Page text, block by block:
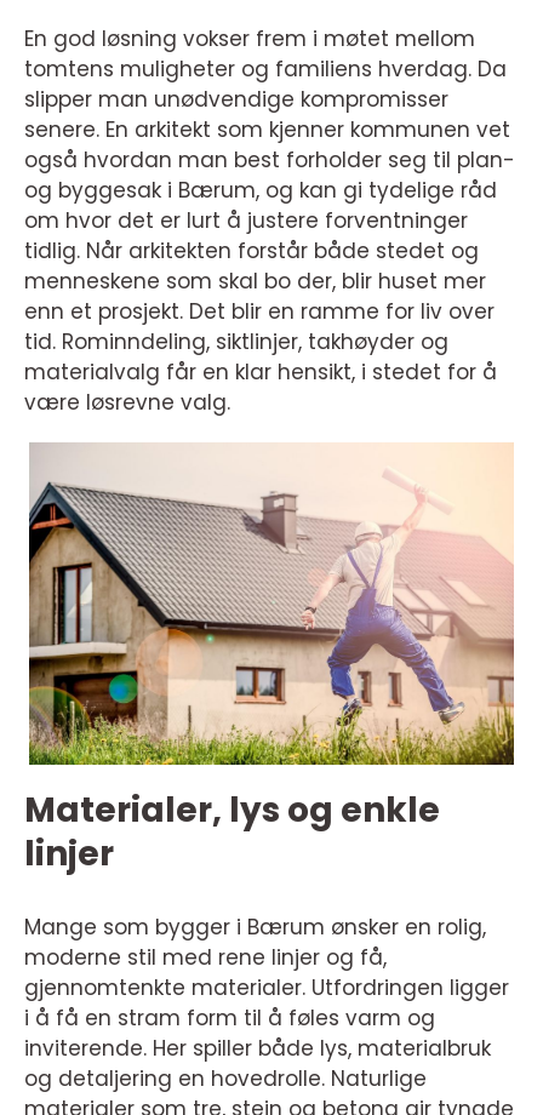
En god løsning vokser frem i møtet mellom
tomtens muligheter og familiens hverdag. Da
slipper man unødvendige kompromisser
senere. En arkitekt som kjenner kommunen vet
også hvordan man best forholder seg til plan-
og byggesak i Bærum, og kan gi tydelige råd
om hvor det er lurt å justere forventninger
tidlig. Når arkitekten forstår både stedet og
menneskene som skal bo der, blir huset mer
enn et prosjekt. Det blir en ramme for liv over
tid. Rominndeling, siktlinjer, takhøyder og
materialvalg får en klar hensikt, i stedet for å
være løsrevne valg.
Materialer, lys og enkle
linjer
Mange som bygger i Bærum ønsker en rolig,
moderne stil med rene linjer og få,
gjennomtenkte materialer. Utfordringen ligger
i å få en stram form til å føles varm og
inviterende. Her spiller både lys, materialbruk
og detaljering en hovedrolle. Naturlige
materialer som tre, stein og betong gir tyngde